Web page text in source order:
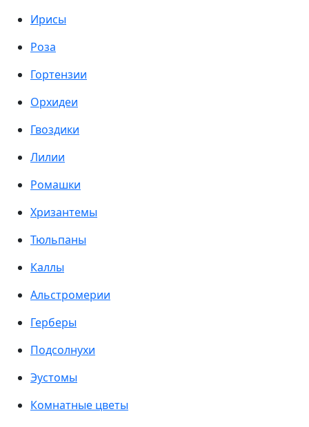
Ирисы
Роза
Гортензии
Орхидеи
Гвоздики
Лилии
Ромашки
Хризантемы
Тюльпаны
Каллы
Альстромерии
Герберы
Подсолнухи
Эустомы
Комнатные цветы